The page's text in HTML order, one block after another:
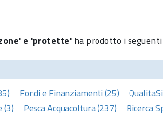
e 'protette' ha prodotto i
Fondi e Finanziamenti (25)
(3)
Pesca Acquacoltura (237) Ricerca